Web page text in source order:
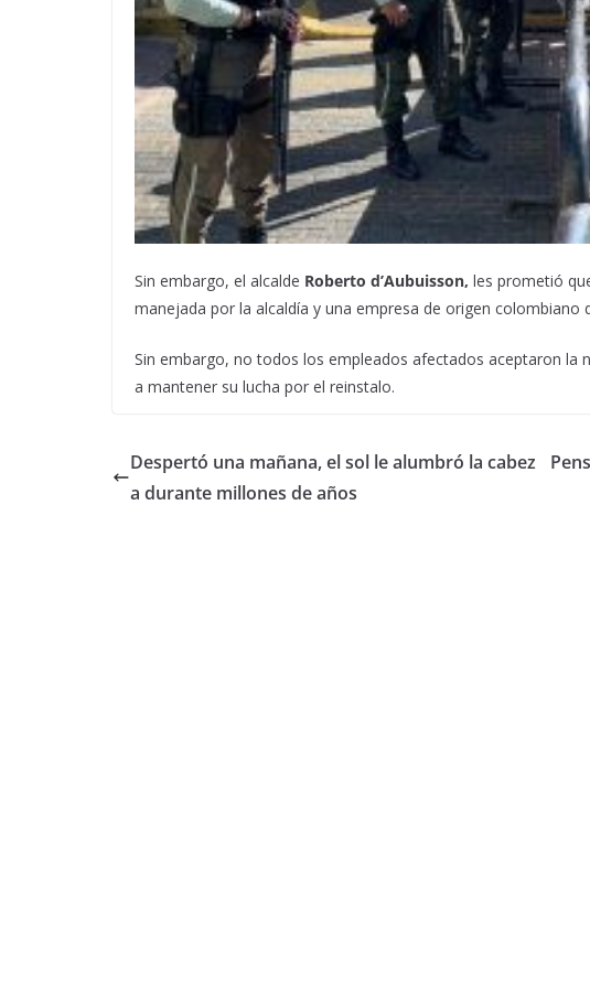
Sin embargo, el alcalde Roberto d’Aubuisson, les prometió
manejada por la alcaldía y una empresa de origen colombiano
Sin embargo, no todos los empleados afectados aceptaron la
a mantener su lucha por el reinstalo.
Despertó una mañana, el sol le alumbró la cabez
a durante millones de años